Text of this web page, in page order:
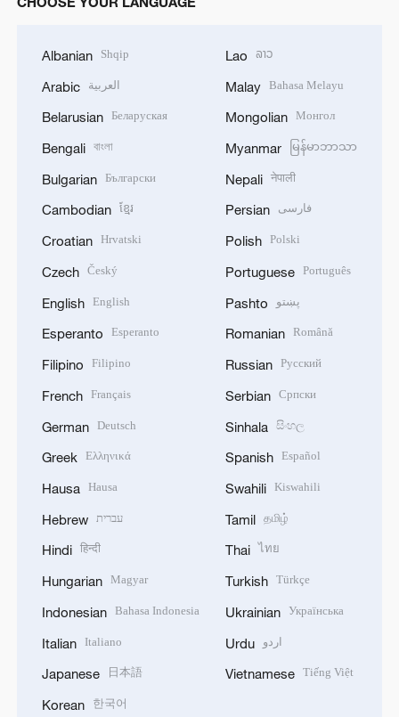
Albanian Shqip
Arabic العربية
Belarusian Беларуская
Bengali বাংলা
Bulgarian Български
Cambodian ខ្មែរ
Croatian Hrvatski
Czech Český
English English
Esperanto Esperanto
Filipino Filipino
French Français
German Deutsch
Greek Ελληνικά
Hausa Hausa
Hebrew עברית
Hindi हिन्दी
Hungarian Magyar
Indonesian Bahasa Indonesia
Italian Italiano
Japanese 日本語
Korean 한국어
Lao ລາວ
Malay Bahasa Melayu
Mongolian Монгол
Myanmar မြန်မာဘာသာ
Nepali नेपाली
Persian فارسی
Polish Polski
Portuguese Português
Pashto پښتو
Romanian Română
Russian Русский
Serbian Српски
Sinhala සිංහල
Spanish Español
Swahili Kiswahili
Tamil தமிழ்
Thai ไทย
Turkish Türkçe
Ukrainian Українська
Urdu اردو
Vietnamese Tiếng Việt